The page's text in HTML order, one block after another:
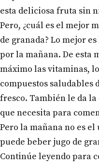
esta deliciosa fruta sin
Pero, ¿cuál es el mejor
de granada? Lo mejor
por la mañana. De esta
máximo las vitaminas,
compuestos saludables
fresco. También le da
que necesita para
Pero la mañana no es
puede beber jugo de
Continúe leyendo para